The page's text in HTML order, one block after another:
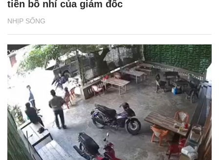
NHỊP SỐNG
tiền bồ nhí của giám đốc